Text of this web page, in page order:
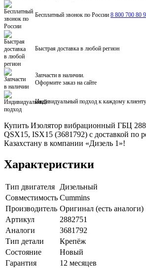
Бесплатный звонок по России 8 800 700 80
Быстрая доставка в любой регион
Запчасти в наличии.
Оформите заказ на сайте
Индивидуальный подход к каждому клиенту
Купить Изолятор вибрационный ГБЦ
QSX15, ISX15 (3681792) с доставкой по
Казахстану в компании «Дизель 1»!
Характеристики
Тип двигателя
Дизельный
Совместимость Cummins
Производитель Оригинал (есть аналоги)
Артикул
2882751
Аналоги
3681792
Тип детали
Крепёж
Состояние
Новый
Гарантия
12 месяцев